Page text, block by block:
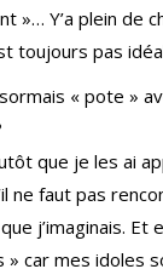
»… Y’a plein
toujours pas
« pote »
que je les ai
ne faut pas
j’imaginais. Et
» car mes